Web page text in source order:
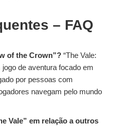
– FAQ
of the Crown”? “The Vale:
de aventura focado em
por pessoas com
navegam pelo mundo
Vale” em relação a outros